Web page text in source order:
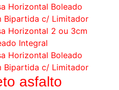
Horizontal Boleado
Bipartida c/ Limitador
Horizontal 2 ou 3cm
Integral
Horizontal Boleado
Bipartida c/ Limitador
asfalto